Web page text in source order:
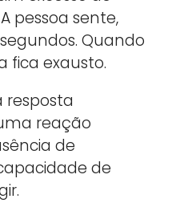
pessoa sente,
Quando
fica exausto.
resposta
reação
de
de